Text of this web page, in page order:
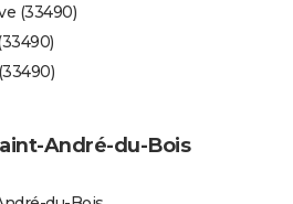
(33490)
André-du-Bois